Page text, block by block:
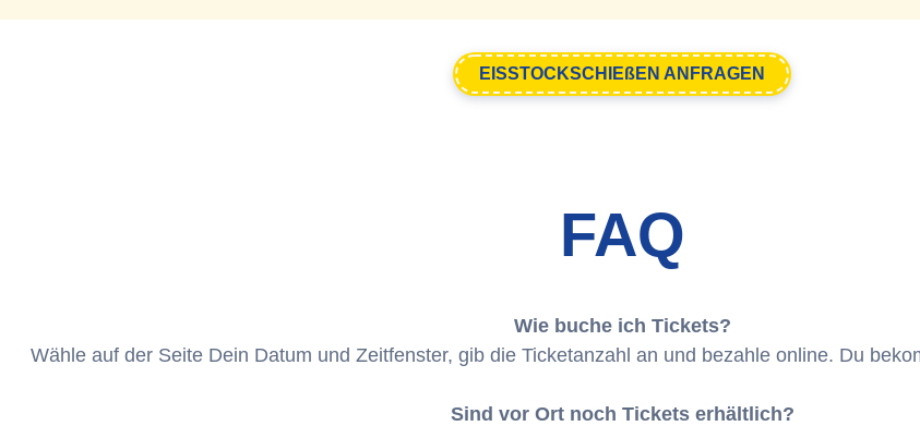
EISSTOCKSCHIEßEN ANFRAGEN
FAQ
Wie buche ich Tickets?
Wähle auf der Seite Dein Datum und Zeitfenster, gib die Ticketanzahl an und bezahle online. Du
Sind vor Ort noch Tickets erhältlich?